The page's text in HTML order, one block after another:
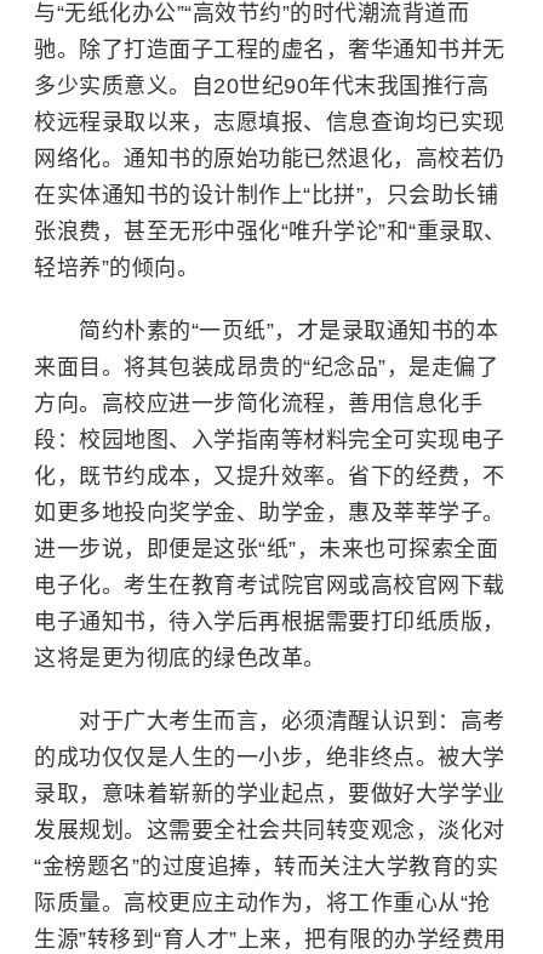
与“无纸化办公”“高效节约”的时代潮流背道而
驰。除了打造面子工程的虚名，奢华通知书并无
多少实质意义。自20世纪90年代末我国推行高
校远程录取以来，志愿填报、信息查询均已实现
网络化。通知书的原始功能已然退化，高校若仍
在实体通知书的设计制作上“比拼”，只会助长铺
张浪费，甚至无形中强化“唯升学论”和“重录取、
轻培养”的倾向。
简约朴素的“一页纸”，才是录取通知书的本
来面目。将其包装成昂贵的“纪念品”，是走偏了
方向。高校应进一步简化流程，善用信息化手
段：校园地图、入学指南等材料完全可实现电子
化，既节约成本，又提升效率。省下的经费，不
如更多地投向奖学金、助学金，惠及莘莘学子。
进一步说，即便是这张“纸”，未来也可探索全面
电子化。考生在教育考试院官网或高校官网下载
电子通知书，待入学后再根据需要打印纸质版，
这将是更为彻底的绿色改革。
对于广大考生而言，必须清醒认识到：高考
的成功仅仅是人生的一小步，绝非终点。被大学
录取，意味着崭新的学业起点，要做好大学学业
发展规划。这需要全社会共同转变观念，淡化对
“金榜题名”的过度追捧，转而关注大学教育的实
际质量。高校更应主动作为，将工作重心从“抢
生源”转移到“育人才”上来，把有限的办学经费用